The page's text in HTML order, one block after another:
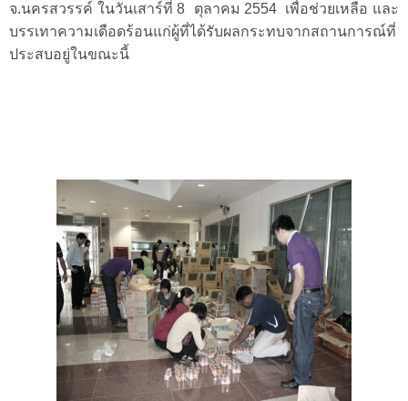
จ.นครสวรรค์ ในวันเสาร์ที่ 8 ตุลาคม 2554 เพื่อช่วยเหลือ และ
บรรเทาความเดือดร้อนแก่ผู้ที่ได้รับผลกระทบจากสถานการณ์ที่
ประสบอยู่ในขณะนี้